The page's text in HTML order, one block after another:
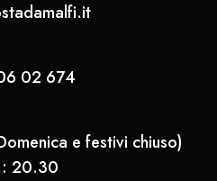
02 674
e festivi chiuso)
20.30